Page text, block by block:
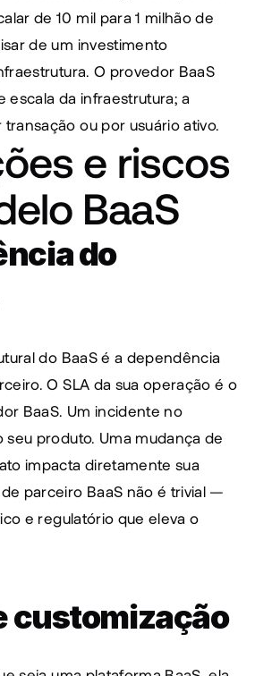
de 10 mil para 1 milhão de
de um investimento
O provedor BaaS
escala da infraestrutura; a
ou por usuário ativo.
e riscos
BaaS
do
do BaaS é a dependência
O SLA da sua operação é o
BaaS. Um incidente no
produto. Uma mudança de
impacta diretamente sua
parceiro BaaS não é trivial —
e regulatório que eleva o
customização